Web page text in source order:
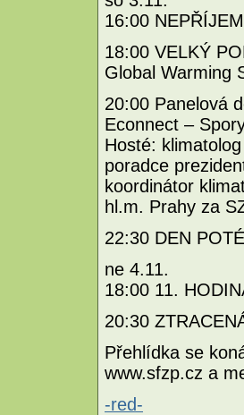
16:00
18:00 VELKÝ
Global Warming
20:00 Panelová
Econnect –
Hosté:
poradce
koordinátor
hl.m. Prahy za
22:30 DEN
ne 4.11.
18:00 11.
20:30
Přehlídka se
www.sfzp.cz a
-red-